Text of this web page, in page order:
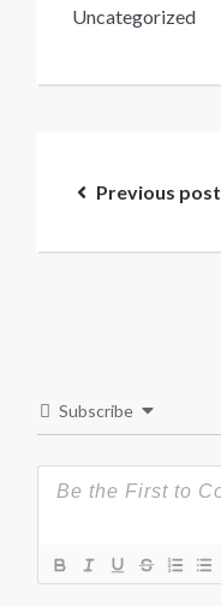
Uncategorized
navigation
Previous post
Subscribe